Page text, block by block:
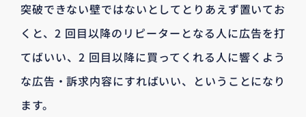
突破できない壁ではないとしてとりあえず置いてお
くと、2 回目以降のリピーターとなる人に広告を打
てばいい、2 回目以降に買ってくれる人に響くよう
な広告・訴求内容にすればいい、ということになり
ます。